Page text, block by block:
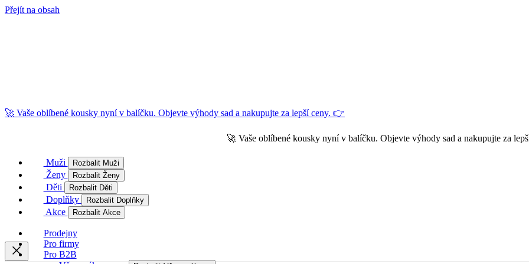
Přejít na obsah
🚀 Vaše oblíbené kousky nyní v balíčku. Objevte výhody sad a nakupujte za lepší ceny. 👉
🚀 Vaše oblíbené kousky nyní v balíčku. Objevte výhody sad a nakupujte za
Muži Rozbalit Muži
Ženy Rozbalit Ženy
Děti Rozbalit Děti
Doplňky Rozbalit Doplňky
Akce Rozbalit Akce
Prodejny
Pro firmy
Pro B2B